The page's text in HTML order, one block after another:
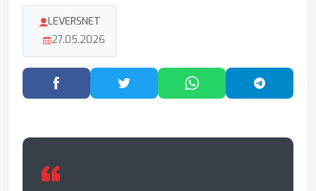
LEVERSNET
27.05.2026
Facebook'ta PaylaşTwitter'da PaylaşWhatsApp'ta Paylaş